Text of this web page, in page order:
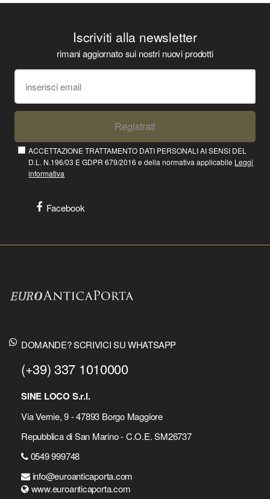
Iscriviti alla newsletter
rimani aggiornato sui nostri nuovi prodotti
Registrati
ACCETTAZIONE TRATTAMENTO DATI PERSONALI AI SENSI DEL
D.L. N.196/03 E GDPR 679/2016 e della normativa applicabile Leggi
informativa
Facebook
DOMANDE? SCRIVICI SU WHATSAPP
(+39) 337 1010000
SINE LOCO S.r.l.
Via Vernie, 9 - 47893 Borgo Maggiore
Repubblica di San Marino - C.O.E. SM26737
0549 999748
info@euroanticaporta.com
www.euroanticaporta.com